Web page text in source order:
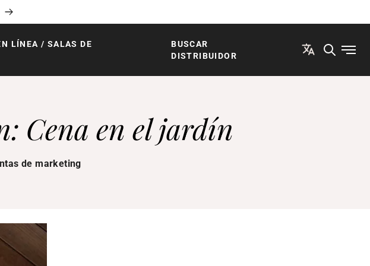
LÍNEA / SALAS DE
BUSCAR
DISTRIBUIDOR
Abrir
Cena en el jardín
de marketing